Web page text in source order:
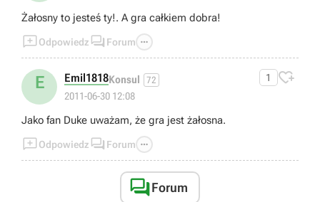
Żałosny to jesteś ty!. A gra całkiem dobra!
Odpowiedz  Forum 
E Emil1818Konsul 72
2011-06-30 12:08
1 
Jako fan Duke uważam, że gra jest żałosna.
Odpowiedz  Forum 
Forum